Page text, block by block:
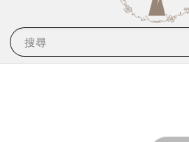
搜尋